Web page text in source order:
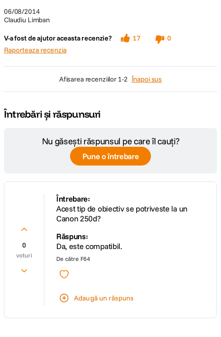
06/08/2014
Claudiu Limban
V-a fost de ajutor aceasta recenzie? 17
0
Raporteaza recenzia
afisarea recenziilor 1-2 Înapoi sus
Întrebări și răspunsuri
Nu găsești răspunsul pe care îl cauți?
Pune o întrebare
0
voturi
Întrebare:
Acest tip de obiectiv se potriveste la un
Canon 250d?
Răspuns:
Da, este compatibil.
De către F64
Adaugă un răspuns